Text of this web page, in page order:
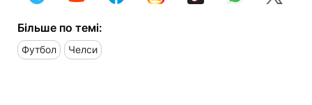
Більше по темі:
Футбол Челси